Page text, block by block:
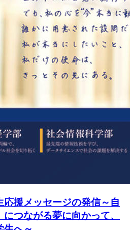
応援メッセージの発信～自
つながる夢に向かって、